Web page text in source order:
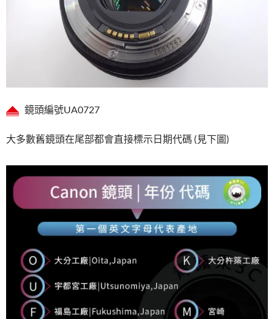
鏡頭編號UA0727
大多數舊鏡頭在尾部都會直接標示日期代碼 (見下圖)